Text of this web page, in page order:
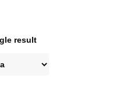
result